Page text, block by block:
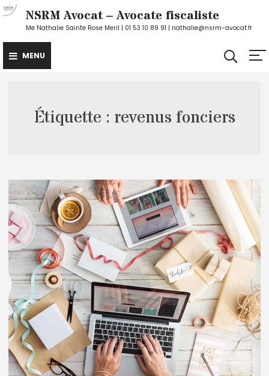
Skip
content
NSRM Avocat – Avocate fiscaliste
Me Nathalie Sainte Rose Meril | 01 53 10 89 91 | nathalie@nsrm-avocat.fr
MENU
Étiquette : revenus fonciers